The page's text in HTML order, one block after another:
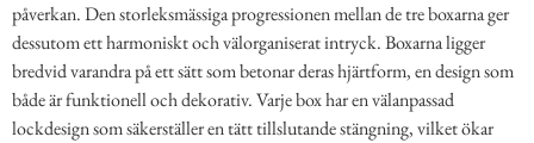
påverkan. Den storleksmässiga progressionen mellan de tre boxarna ger
dessutom ett harmoniskt och välorganiserat intryck. Boxarna ligger
bredvid varandra på ett sätt som betonar deras hjärtform, en design som
både är funktionell och dekorativ. Varje box har en välanpassad
lockdesign som säkerställer en tätt tillslutande stängning, vilket ökar